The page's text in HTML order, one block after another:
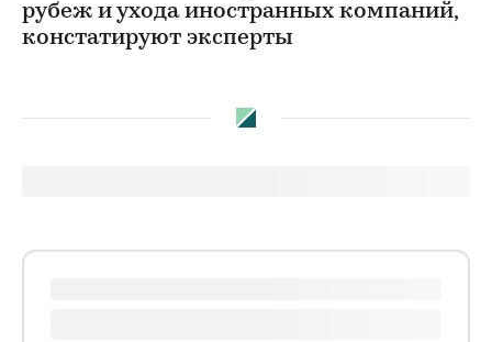
рубеж и ухода иностранных компаний,
констатируют эксперты